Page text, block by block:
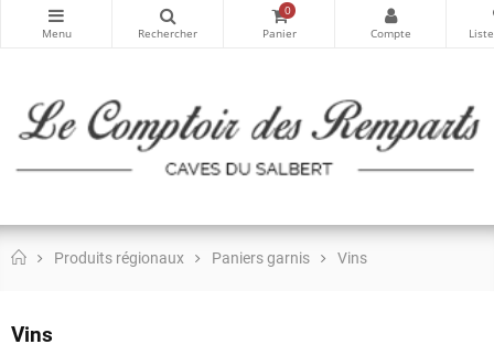
0
Produits régionaux Paniers garnis Vins
Vins